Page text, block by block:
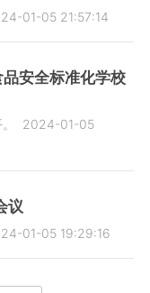
01-05 21:57:14
安全标准化学校
2024-01-05
议
01-05 19:29:16